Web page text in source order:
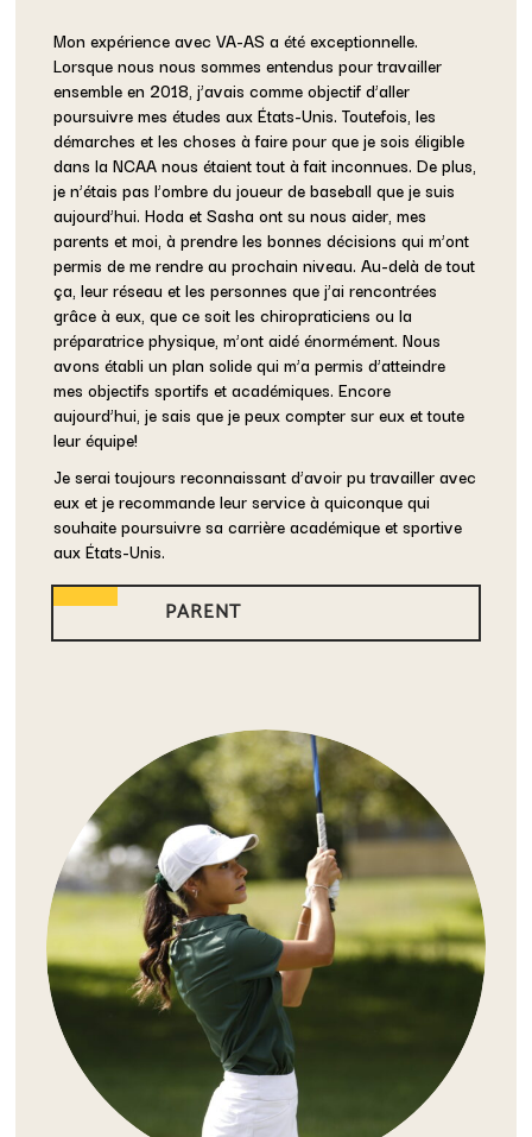
Mon expérience avec VA-AS a été exceptionnelle.
Lorsque nous nous sommes entendus pour travailler
ensemble en 2018, j’avais comme objectif d’aller
poursuivre mes études aux États-Unis. Toutefois, les
démarches et les choses à faire pour que je sois éligible
dans la NCAA nous étaient tout à fait inconnues. De plus,
je n’étais pas l’ombre du joueur de baseball que je suis
aujourd’hui. Hoda et Sasha ont su nous aider, mes
parents et moi, à prendre les bonnes décisions qui m’ont
permis de me rendre au prochain niveau. Au-delà de tout
ça, leur réseau et les personnes que j’ai rencontrées
grâce à eux, que ce soit les chiropraticiens ou la
préparatrice physique, m’ont aidé énormément. Nous
avons établi un plan solide qui m’a permis d’atteindre
mes objectifs sportifs et académiques. Encore
aujourd’hui, je sais que je peux compter sur eux et toute
leur équipe!
Je serai toujours reconnaissant d’avoir pu travailler avec
eux et je recommande leur service à quiconque qui
souhaite poursuivre sa carrière académique et sportive
aux États-Unis.
PARENT